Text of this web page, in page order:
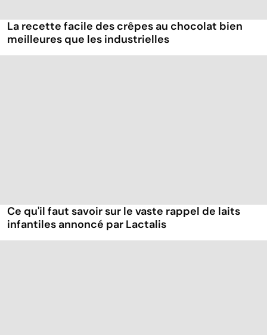
La recette facile des crêpes au chocolat bien
meilleures que les industrielles
Ce qu'il faut savoir sur le vaste rappel de laits
infantiles annoncé par Lactalis